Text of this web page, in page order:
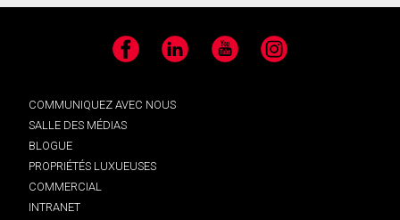
Facebook LinkedIn YouTube Instagram
COMMUNIQUEZ AVEC NOUS
SALLE DES MÉDIAS
BLOGUE
PROPRIÉTÉS LUXUEUSES
COMMERCIAL
INTRANET